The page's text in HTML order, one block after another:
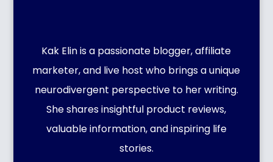
Kak Elin is a passionate blogger, affiliate
marketer, and live host who brings a unique
neurodivergent perspective to her writing.
She shares insightful product reviews,
valuable information, and inspiring life
stories.